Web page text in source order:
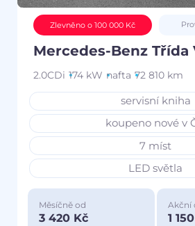
Zlevněno o 100 000 Kč
Mercedes-Benz Třída
2.0CDi 174 kW nafta 72 810 km
servisní kniha
koupeno nové v
7 míst
LED světla
Měsíčně od
3 420 Kč
Akční
1